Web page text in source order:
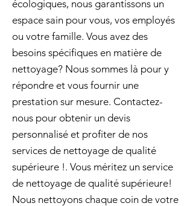
écologiques, nous garantissons un
espace sain pour vous, vos employés
ou votre famille. Vous avez des
besoins spécifiques en matière de
nettoyage? Nous sommes là pour y
répondre et vous fournir une
prestation sur mesure. Contactez-
nous pour obtenir un devis
personnalisé et profiter de nos
services de nettoyage de qualité
supérieure !. Vous méritez un service
de nettoyage de qualité supérieure!
Nous nettoyons chaque coin de votre